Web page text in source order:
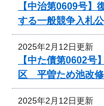
【中治第0609号
する一般競争入札
2025年2月12日更新
【中た債第0602
区 平曽ため池改
2025年2月12日更新